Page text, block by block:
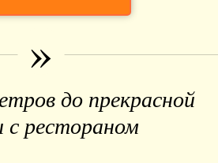
»
до прекрасной
с рестораном